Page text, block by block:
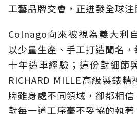
工藝品牌交會，正迸發全球注
Colnago向來被視為義大利
以少量生產、手工打造聞名
十年造車經驗；這份對細節
RICHARD MILLE高級製錶
牌雖身處不同領域，卻都相
對每一道工序毫不妥協的執著